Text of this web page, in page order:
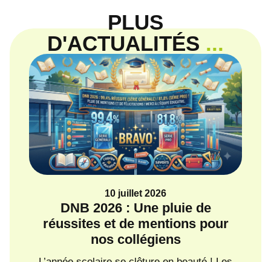
PLUS
D'ACTUALITÉS ...
10 juillet 2026
DNB 2026 : Une pluie de
réussites et de mentions pour
nos collégiens